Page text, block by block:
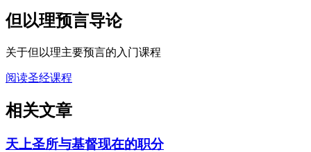
但以理预言导论
关于但以理主要预言的入门课程
阅读圣经课程
相关文章
天上圣所与基督现在的职分